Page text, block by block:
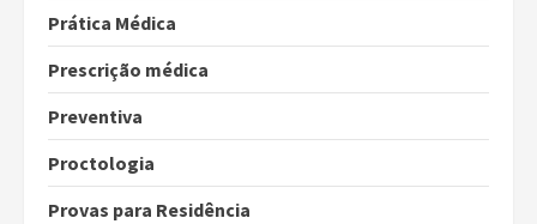
Prática Médica
Prescrição médica
Preventiva
Proctologia
Provas para Residência